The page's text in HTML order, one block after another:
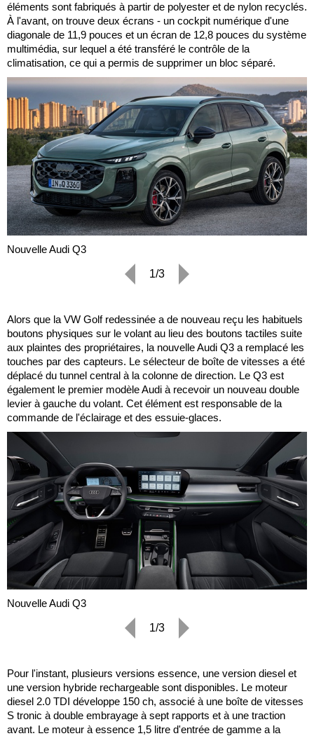
éléments sont fabriqués à partir de polyester et de nylon recyclés.
À l'avant, on trouve deux écrans - un cockpit numérique d'une
diagonale de 11,9 pouces et un écran de 12,8 pouces du système
multimédia, sur lequel a été transféré le contrôle de la
climatisation, ce qui a permis de supprimer un bloc séparé.
Nouvelle Audi Q3
1/3
Alors que la VW Golf redessinée a de nouveau reçu les habituels
boutons physiques sur le volant au lieu des boutons tactiles suite
aux plaintes des propriétaires, la nouvelle Audi Q3 a remplacé les
touches par des capteurs. Le sélecteur de boîte de vitesses a été
déplacé du tunnel central à la colonne de direction. Le Q3 est
également le premier modèle Audi à recevoir un nouveau double
levier à gauche du volant. Cet élément est responsable de la
commande de l'éclairage et des essuie-glaces.
Nouvelle Audi Q3
1/3
Pour l'instant, plusieurs versions essence, une version diesel et
une version hybride rechargeable sont disponibles. Le moteur
diesel 2.0 TDI développe 150 ch, associé à une boîte de vitesses
S tronic à double embrayage à sept rapports et à une traction
avant. Le moteur à essence 1,5 litre d'entrée de gamme a la